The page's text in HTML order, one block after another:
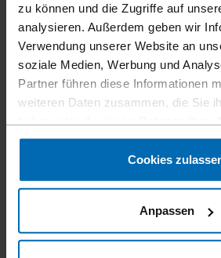
zu können und die Zugriffe auf
analysieren. Außerdem geben wir
Verwendung unserer Website an
soziale Medien, Werbung und
Partner führen diese Informationen
weiteren Daten zusammen, die Sie
gesammelt haben.
Cookies
Anpassen